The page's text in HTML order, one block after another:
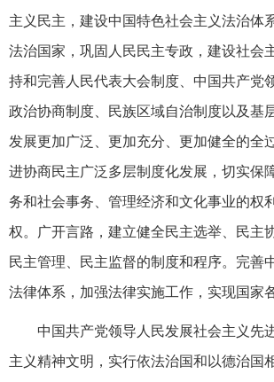
主义民主，建设中国特色社会主义法治体
法治国家，巩固人民民主专政，建设社会
持和完善人民代表大会制度、中国共产党
政治协商制度、民族区域自治制度以及基
发展更加广泛、更加充分、更加健全的全
进协商民主广泛多层制度化发展，切实保
务和社会事务、管理经济和文化事业的权
权。广开言路，建立健全民主选举、民主
民主管理、民主监督的制度和程序。完善
法律体系，加强法律实施工作，实现国家
中国共产党领导人民发展社会主义先
主义精神文明，实行依法治国和以德治国